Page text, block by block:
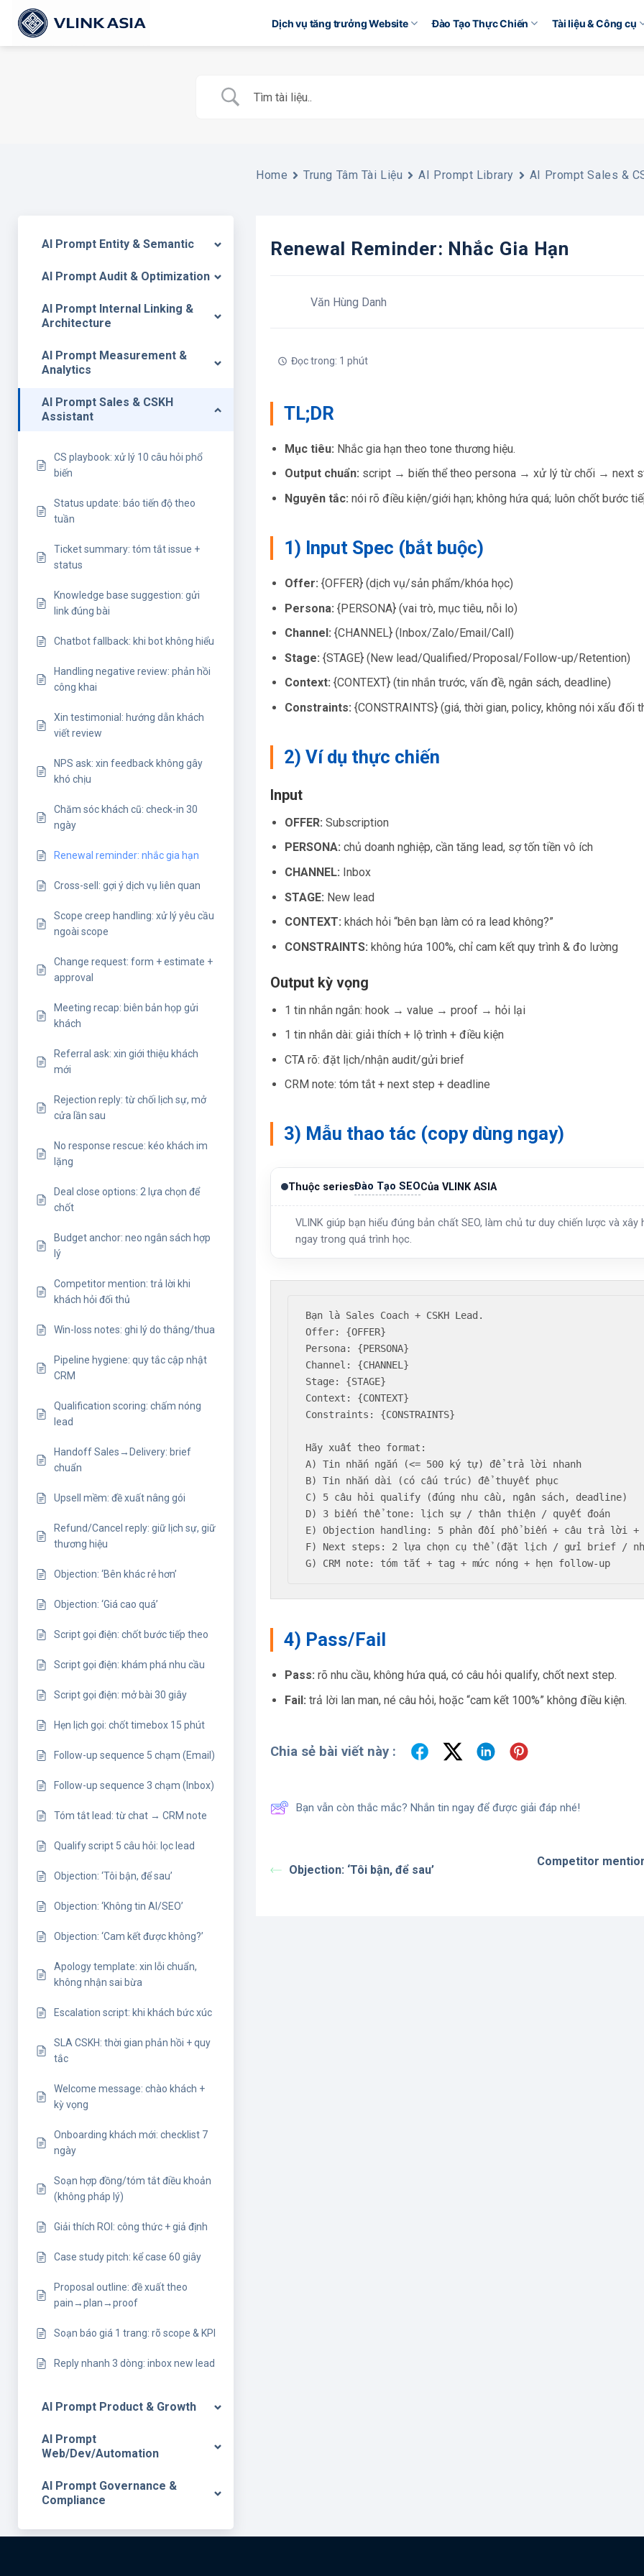
qua
nội
Dịch vụ tăng trưởng Website Đào Tạo Thực Chiến Tài liệu & Công cụ
AI Prompt Entity & Semantic
AI Prompt Audit & Optimization
AI Prompt Internal Linking &
Architecture
AI Prompt Measurement &
Analytics
AI Prompt Sales & CSKH
Assistant
CS playbook: xử lý 10 câu hỏi phổ
biến
Status update: báo tiến độ theo
tuần
Ticket summary: tóm tắt issue +
status
Knowledge base suggestion: gửi
link đúng bài
Chatbot fallback: khi bot không hiểu
Handling negative review: phản hồi
công khai
Xin testimonial: hướng dẫn khách
viết review
NPS ask: xin feedback không gây
khó chịu
Chăm sóc khách cũ: check-in 30
ngày
Renewal reminder: nhắc gia hạn
Cross-sell: gợi ý dịch vụ liên quan
Scope creep handling: xử lý yêu cầu
ngoài scope
Change request: form + estimate +
approval
Meeting recap: biên bản họp gửi
khách
Referral ask: xin giới thiệu khách
mới
Rejection reply: từ chối lịch sự, mở
cửa lần sau
No response rescue: kéo khách im
lặng
Deal close options: 2 lựa chọn để
chốt
Budget anchor: neo ngân sách hợp
lý
Competitor mention: trả lời khi
khách hỏi đối thủ
Win-loss notes: ghi lý do thắng/thua
Pipeline hygiene: quy tắc cập nhật
CRM
Qualification scoring: chấm nóng
lead
Handoff Sales→Delivery: brief
chuẩn
Upsell mềm: đề xuất nâng gói
Refund/Cancel reply: giữ lịch sự, giữ
thương hiệu
Objection: ‘Bên khác rẻ hơn’
Objection: ‘Giá cao quá’
Script gọi điện: chốt bước tiếp theo
Script gọi điện: khám phá nhu cầu
Script gọi điện: mở bài 30 giây
Hẹn lịch gọi: chốt timebox 15 phút
Follow-up sequence 5 chạm (Email)
Follow-up sequence 3 chạm (Inbox)
Tóm tắt lead: từ chat → CRM note
Qualify script 5 câu hỏi: lọc lead
Objection: ‘Tôi bận, để sau’
Objection: ‘Không tin AI/SEO’
Objection: ‘Cam kết được không?’
Apology template: xin lỗi chuẩn,
không nhận sai bừa
Escalation script: khi khách bức xúc
SLA CSKH: thời gian phản hồi + quy
tắc
Welcome message: chào khách +
kỳ vọng
Onboarding khách mới: checklist 7
ngày
Soạn hợp đồng/tóm tắt điều khoản
(không pháp lý)
Giải thích ROI: công thức + giả định
Case study pitch: kể case 60 giây
Proposal outline: đề xuất theo
pain→plan→proof
Soạn báo giá 1 trang: rõ scope & KPI
Reply nhanh 3 dòng: inbox new lead
AI Prompt Product & Growth
AI Prompt
Web/Dev/Automation
AI Prompt Governance &
Compliance
Home Trung Tâm Tài Liệu AI Prompt Library AI Prompt Sales &
Renewal Reminder: Nhắc Gia Hạn
Văn Hùng Danh
Đọc trong: 1 phút
TL;DR
Mục tiêu: Nhắc gia hạn theo tone thương hiệu.
Output chuẩn: script → biến thể theo persona → xử lý từ chối → next
Nguyên tắc: nói rõ điều kiện/giới hạn; không hứa quá; luôn chốt bước
1) Input Spec (bắt buộc)
Offer: {OFFER} (dịch vụ/sản phẩm/khóa học)
Persona: {PERSONA} (vai trò, mục tiêu, nỗi lo)
Channel: {CHANNEL} (Inbox/Zalo/Email/Call)
Stage: {STAGE} (New lead/Qualified/Proposal/Follow-up/Retention)
Context: {CONTEXT} (tin nhắn trước, vấn đề, ngân sách, deadline)
Constraints: {CONSTRAINTS} (giá, thời gian, policy, không nói xấu đối
2) Ví dụ thực chiến
Input
OFFER: Subscription
PERSONA: chủ doanh nghiệp, cần tăng lead, sợ tốn tiền vô ích
CHANNEL: Inbox
STAGE: New lead
CONTEXT: khách hỏi “bên bạn làm có ra lead không?”
CONSTRAINTS: không hứa 100%, chỉ cam kết quy trình & đo lường
Output kỳ vọng
1 tin nhắn ngắn: hook → value → proof → hỏi lại
1 tin nhắn dài: giải thích + lộ trình + điều kiện
CTA rõ: đặt lịch/nhận audit/gửi brief
CRM note: tóm tắt + next step + deadline
3) Mẫu thao tác (copy dùng ngay)
Thuộc seriesĐào Tạo SEOCủa VLINK ASIA
VLINK giúp bạn hiểu đúng bản chất SEO, làm chủ tư duy chiến lược và
ngay trong quá trình học.
Bạn là Sales Coach + CSKH Lead.
Offer: {OFFER}
Persona: {PERSONA}
Channel: {CHANNEL}
Stage: {STAGE}
Context: {CONTEXT}
Constraints: {CONSTRAINTS}
Hãy xuất theo format:
A) Tin nhắn ngắn (<= 500 ký tự) để trả lời nhanh
B) Tin nhắn dài (có cấu trúc) để thuyết phục
C) 5 câu hỏi qualify (đúng nhu cầu, ngân sách, deadline)
D) 3 biến thể tone: lịch sự / thân thiện / quyết đoán
E) Objection handling: 5 phản đối phổ biến + câu trả lời +
F) Next steps: 2 lựa chọn cụ thể (đặt lịch / gửi brief /
G) CRM note: tóm tắt + tag + mức nóng + hẹn follow-up
4) Pass/Fail
Pass: rõ nhu cầu, không hứa quá, có câu hỏi qualify, chốt next step.
Fail: trả lời lan man, né câu hỏi, hoặc “cam kết 100%” không điều kiện.
Chia sẻ bài viết này :
Bạn vẫn còn thắc mắc? Nhắn tin ngay để được giải đáp nhé!
Objection: ‘Tôi bận, để sau’
Competitor